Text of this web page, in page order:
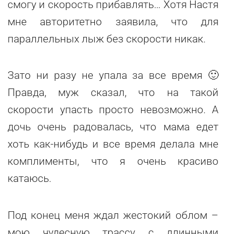
смогу и скорость прибавлять… Хотя Настя
мне авторитетно заявила, что для
параллельных лыж без скорости никак.
Зато ни разу не упала за все время 🙂
Правда, муж сказал, что на такой
скорости упасть просто невозможно. А
дочь очень радовалась, что мама едет
хоть как-нибудь и все время делала мне
комплименты, что я очень красиво
катаюсь.
Под конец меня ждал жестокий облом –